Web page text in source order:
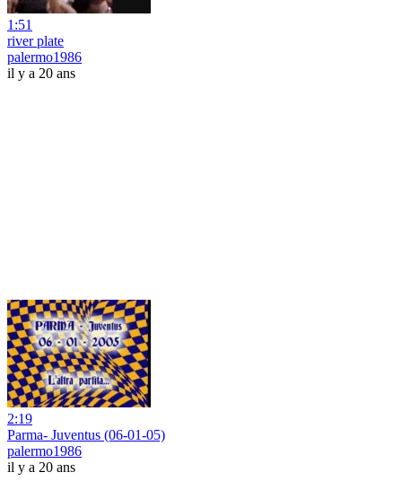
1:51
river plate
palermo1986
il y a 20 ans
2:19
Parma- Juventus (06-01-05)
palermo1986
il y a 20 ans